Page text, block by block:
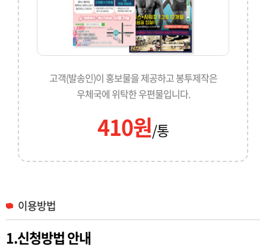
고객(발송인)이 홍보물을 제공하고 봉투제작은
우체국에 위탁한 우편물입니다.
410원/통
이용방법
1.신청방법 안내